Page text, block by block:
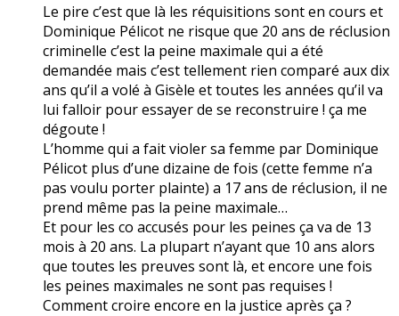
Le pire c’est que là les réquisitions sont en cours et
Dominique Pélicot ne risque que 20 ans de réclusion
criminelle c’est la peine maximale qui a été
demandée mais c’est tellement rien comparé aux dix
ans qu’il a volé à Gisèle et toutes les années qu’il va
lui falloir pour essayer de se reconstruire ! ça me
dégoute !
L’homme qui a fait violer sa femme par Dominique
Pélicot plus d’une dizaine de fois (cette femme n’a
pas voulu porter plainte) a 17 ans de réclusion, il ne
prend même pas la peine maximale…
Et pour les co accusés pour les peines ça va de 13
mois à 20 ans. La plupart n’ayant que 10 ans alors
que toutes les preuves sont là, et encore une fois
les peines maximales ne sont pas requises !
Comment croire encore en la justice après ça ?